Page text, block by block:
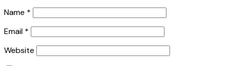
Name *
Email *
Website